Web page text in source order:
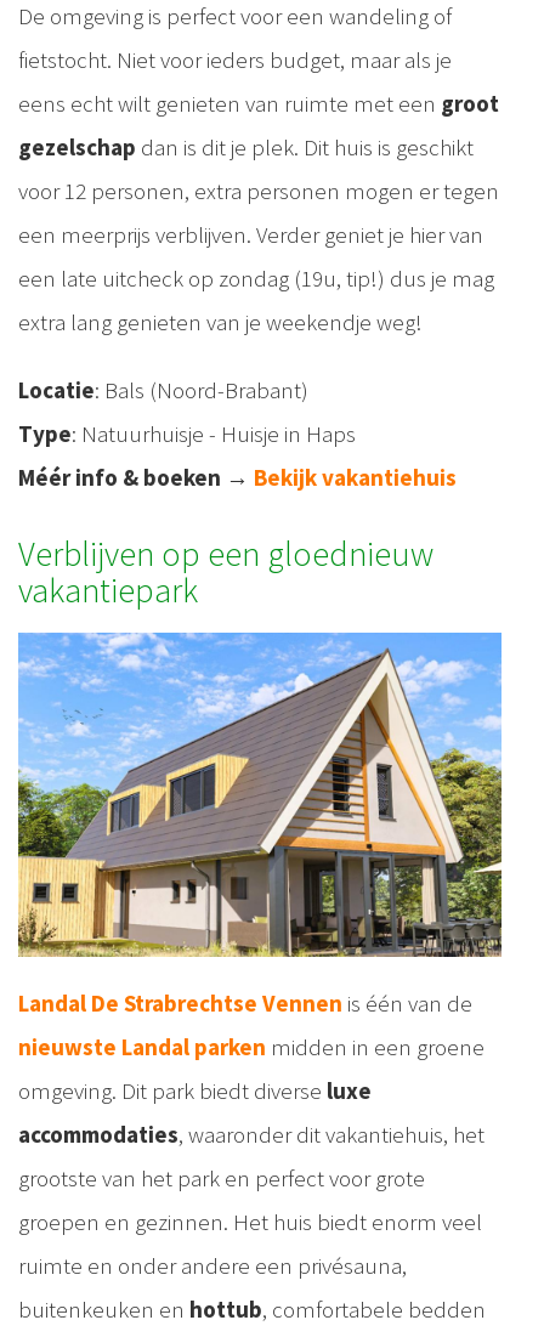
De omgeving is perfect voor een wandeling of
fietstocht. Niet voor ieders budget, maar als je
eens echt wilt genieten van ruimte met een groot
gezelschap dan is dit je plek. Dit huis is geschikt
voor 12 personen, extra personen mogen er tegen
een meerprijs verblijven. Verder geniet je hier van
een late uitcheck op zondag (19u, tip!) dus je mag
extra lang genieten van je weekendje weg!
Locatie: Bals (Noord-Brabant)
Type: Natuurhuisje - Huisje in Haps
Méér info & boeken → Bekijk vakantiehuis
Verblijven op een gloednieuw
vakantiepark
Landal De Strabrechtse Vennen is één van de
nieuwste Landal parken midden in een groene
omgeving. Dit park biedt diverse luxe
accommodaties, waaronder dit vakantiehuis, het
grootste van het park en perfect voor grote
groepen en gezinnen. Het huis biedt enorm veel
ruimte en onder andere een privésauna,
buitenkeuken en hottub, comfortabele bedden